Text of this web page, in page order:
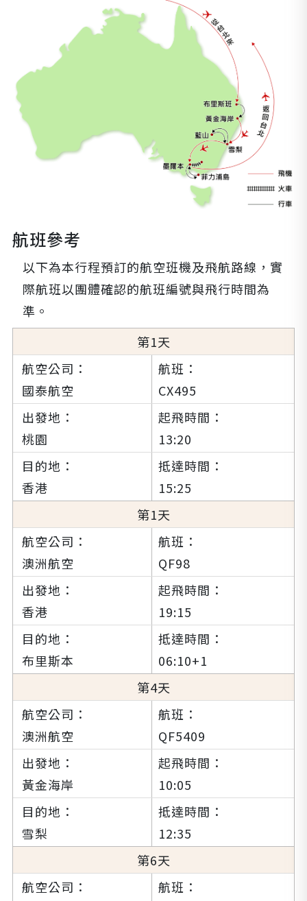
航班參考
以下為本行程預訂的航空班機及飛航路線，實
際航班以團體確認的航班編號與飛行時間為
準。
1
國泰航空 CX495
桃園 13:20
香港
15:25
1
澳洲航空 QF98
香港 19:15
布里斯本
06:10+1
4
澳洲航空 QF5409
黃金海岸 10:05
雪梨
12:35
6